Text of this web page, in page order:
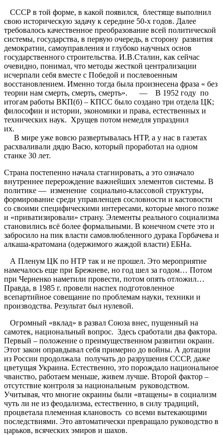
СССР в той форме, в какой появился, блестяще выполнил
свою историческую задачу к середине 50-х годов. Далее
требовалось качественное преобразование всей политической
системы, государства, в первую очередь, в сторону развития
демократии, самоуправления и глубоко научных основ
государственного строительства. И.В.Сталин, как сейчас
очевидно, понимал, что методы жесткой централизации
исчерпали себя вместе с Победой и послевоенным
восстановлением. Именно тогда была произнесена фраза « без
теории нам смерть, смерть, смерть». — В 1952 году по
итогам работы ВКП(б) – КПСС было создано три отдела ЦК;
философии и истории, экономики и права, естественных и
технических наук. Хрущев потом немедля упразднил
В мире уже вовсю развертывалась НТР, а у нас в газетах
расхваливали дядю Васю, который проработал на одном
станке 30 лет.
Страна постепенно начала стагнировать, а это означало
внутреннее перерождение важнейших элементов системы. В
политике — изменение социально-классовой структуры,
формирование среди управленцев сословности и кастовости
со своими специфическими интересами, которые много позже
и «приватизировали» страну. Элементы реального социализма
становились всё более формальными. В конечном счете это и
забросило на пик власти самовлюбленного дурака Горбачева и
алкаша-кратомана (одержимого жаждой власти) ЕБНа.
А Пленум ЦК по НТР так и не прошел. Это мероприятие
намечалось еще при Брежневе, но год шел за годом… Потом
при Черненко наметили провести, потом опять отложил…
Правда, в 1985 г. провели наспех подготовленное
всепартийное совещание по проблемам науки, техники и
производства. Результат был нулевой.
Огромный «вклад» в развал Союза внес, пущенный на
самотек, национальный вопрос. Здесь сработали два фактора.
Первый – положение о преимущественном развитии окраин.
Этот закон оправдывал себя примерно до войны. А дотации
из России продолжала получать до разрушения СССР, даже
цветущая Украина. Естественно, это порождало национальное
чванство, работаем меньше, живем лучше. Второй фактор –
отсутствие контроля за национальным руководством.
Учитывая, что многие окраины были «втащены» в социализм
чуть ли не из феодализма, естественно, в силу традиций,
процветала племенная клановость со всеми вытекающими
последствиями. Это автоматически превращало руководство в
царьков, всяческих эмиров и шахов.